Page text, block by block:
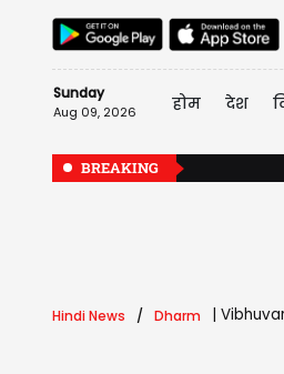
Sunday
Aug 09, 2026 होम देश
BREAKING
Hindi News Dharm